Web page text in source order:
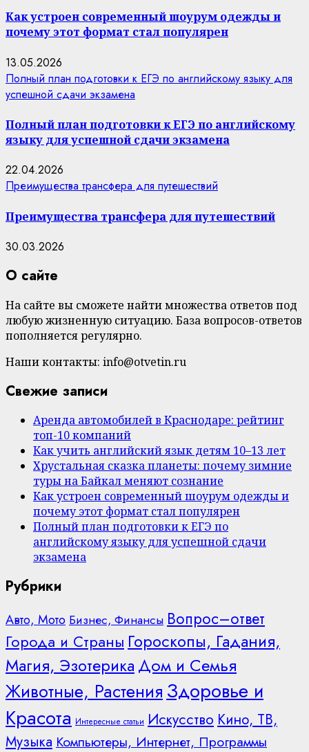
Как устроен современный шоурум одежды и
почему этот формат стал популярен
13.05.2026
Полный план подготовки к ЕГЭ по английскому языку для
успешной сдачи экзамена
Полный план подготовки к ЕГЭ по английскому
языку для успешной сдачи экзамена
22.04.2026
Преимущества трансфера для путешествий
Преимущества трансфера для путешествий
30.03.2026
О сайте
На сайте вы сможете найти множества ответов под
любую жизненную ситуацию. База вопросов-ответов
пополняется регулярно.
Наши контакты: info@otvetin.ru
Свежие записи
Аренда автомобилей в Краснодаре: рейтинг
топ-10 компаний
Как учить английский язык детям 10–13 лет
Хрустальная сказка планеты: почему зимние
туры на Байкал меняют сознание
Как устроен современный шоурум одежды и
почему этот формат стал популярен
Полный план подготовки к ЕГЭ по
английскому языку для успешной сдачи
экзамена
Рубрики
Авто, МотоБизнес, Финансы Вопрос–ответ
Города и Страны Гороскопы, Гадания,
Магия, Эзотерика Дом и Семья
Животные, Растения Здоровье и
Красота Интересные статьи Искусство Кино, ТВ,
Музыка Компьютеры, Интернет, Программы